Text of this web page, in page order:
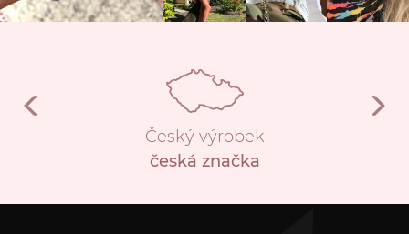
Český výrobek
česká značka